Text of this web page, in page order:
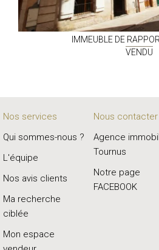
IMMEUBLE DE
VENDU
Nos services
Qui sommes-nous ?
L'équipe
Nos avis clients
Ma recherche
ciblée
Mon espace
Nous contacter
Agence
Tournus
Notre page
FACEBOOK